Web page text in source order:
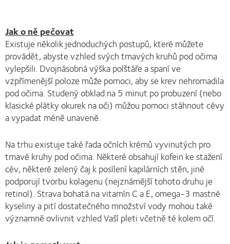
Jak o ně pečovat
Existuje několik jednoduchých postupů, které můžete
provádět, abyste vzhled svých tmavých kruhů pod očima
vylepšili. Dvojnásobná výška polštáře a spaní ve
vzpřímenější poloze může pomoci, aby se krev nehromadila
pod očima. Studený obklad na 5 minut po probuzení (nebo
klasické plátky okurek na oči) můžou pomoci stáhnout cévy
a vypadat méně unaveně.
Na trhu existuje také řada očních krémů vyvinutých pro
tmavé kruhy pod očima. Některé obsahují kofein ke stažení
cév, některé zelený čaj k posílení kapilárních stěn, jiné
podporují tvorbu kolagenu (nejznámější tohoto druhu je
retinol). Strava bohatá na vitamín C a E, omega-3 mastné
kyseliny a pití dostatečného množství vody mohou také
významně ovlivnit vzhled Vaší pleti včetně té kolem očí.